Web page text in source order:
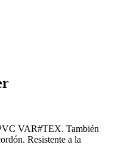
VAR#TEX. También
Resistente a la